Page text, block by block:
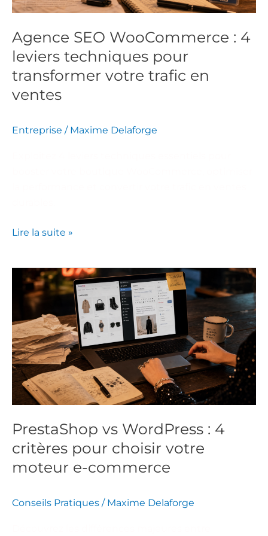
Agence SEO WooCommerce : 4
leviers techniques pour
transformer votre trafic en
ventes
Entreprise / Maxime Delaforge
transformer
trafic
en
ventes
Lire la suite »
PrestaShop vs WordPress : 4
critères pour choisir votre
moteur e-commerce
Conseils Pratiques / Maxime Delaforge
PrestaShop
WordPress
:
4
critères
pour
choisir
votre
e-
commerce